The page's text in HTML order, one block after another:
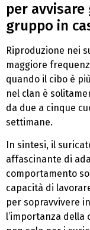
per
gruppo in
Riproduzione nei
maggiore
quando il cibo è
nel clan è
da due a cinque
settimane.
In sintesi, il
affascinante di
comportamento
capacità di
per sopravvivere
l’importanza della